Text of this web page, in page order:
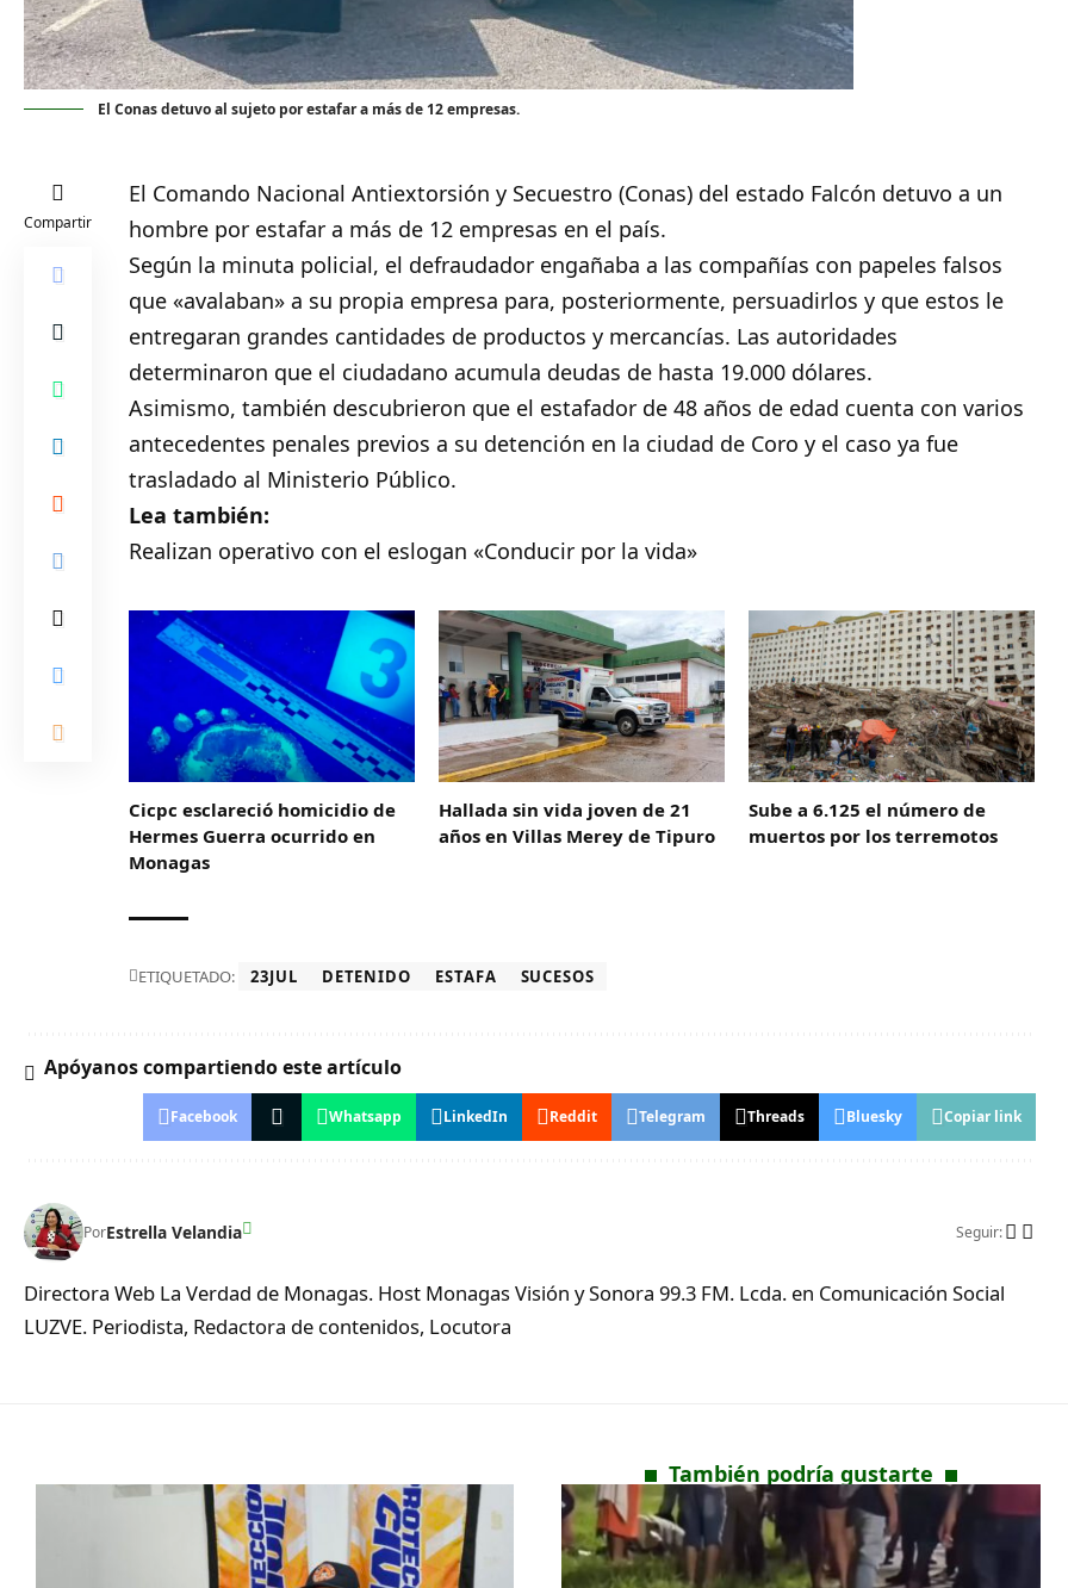
El Conas detuvo al sujeto por estafar a más de 12 empresas.
Compartir
El Comando Nacional Antiextorsión y Secuestro (Conas) del estado Falcón detuvo a un
hombre por estafar a más de 12 empresas en el país.
Según la minuta policial, el defraudador engañaba a las compañías con papeles falsos
que «avalaban» a su propia empresa para, posteriormente, persuadirlos y que estos le
entregaran grandes cantidades de productos y mercancías. Las autoridades
determinaron que el ciudadano acumula deudas de hasta 19.000 dólares.
Asimismo, también descubrieron que el estafador de 48 años de edad cuenta con varios
antecedentes penales previos a su detención en la ciudad de Coro y el caso ya fue
trasladado al Ministerio Público.
Lea también:
Realizan operativo con el eslogan «Conducir por la vida»
Cicpc esclareció homicidio de
Hermes Guerra ocurrido en
Monagas
Hallada sin vida joven de 21
años en Villas Merey de Tipuro
Sube a 6.125 el número de
muertos por los terremotos
ETIQUETADO: 23JUL DETENIDO ESTAFA SUCESOS
Apóyanos compartiendo este artículo
Facebook Whatsapp LinkedIn Reddit Telegram Threads Bluesky Copiar link
PorEstrella Velandia Seguir:
Directora Web La Verdad de Monagas. Host Monagas Visión y Sonora 99.3 FM. Lcda. en Comunicación Social
LUZVE. Periodista, Redactora de contenidos, Locutora
También podría gustarte